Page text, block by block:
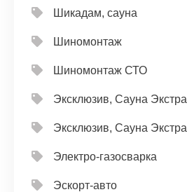
Шикадам, сауна
Шиномонтаж
Шиномонтаж СТО
Эксклюзив, Сауна Экстра
Эксклюзив, Сауна Экстра
Электро-газосварка
Эскорт-авто